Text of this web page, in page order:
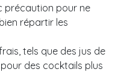
précaution pour ne
répartir les
tels que des jus de
des cocktails plus